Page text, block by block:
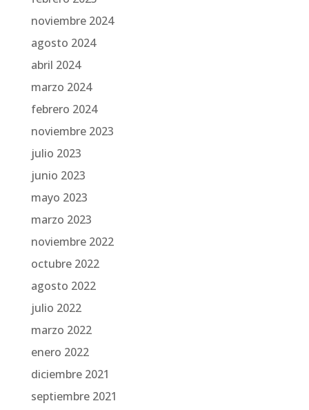
noviembre 2024
agosto 2024
abril 2024
marzo 2024
febrero 2024
noviembre 2023
julio 2023
junio 2023
mayo 2023
marzo 2023
noviembre 2022
octubre 2022
agosto 2022
julio 2022
marzo 2022
enero 2022
diciembre 2021
septiembre 2021